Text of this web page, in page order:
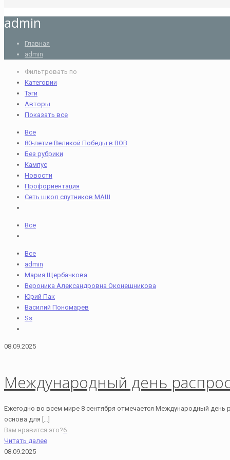
admin
Главная
admin
Фильтровать по
Категории
Тэги
Авторы
Показать все
Все
80-летие Великой Победы в ВОВ
Без рубрики
Кампус
Новости
Профориентация
Сеть школ спутников МАШ
Все
Все
admin
Мария Щербачкова
Вероника Александровна Оконешникова
Юрий Пак
Василий Пономарев
Ss
08.09.2025
Международный день
Ежегодно во всем мире 8 сентября отмечается Международный день
основа для […]
Вам нравится это?6
Читать далее
08.09.2025